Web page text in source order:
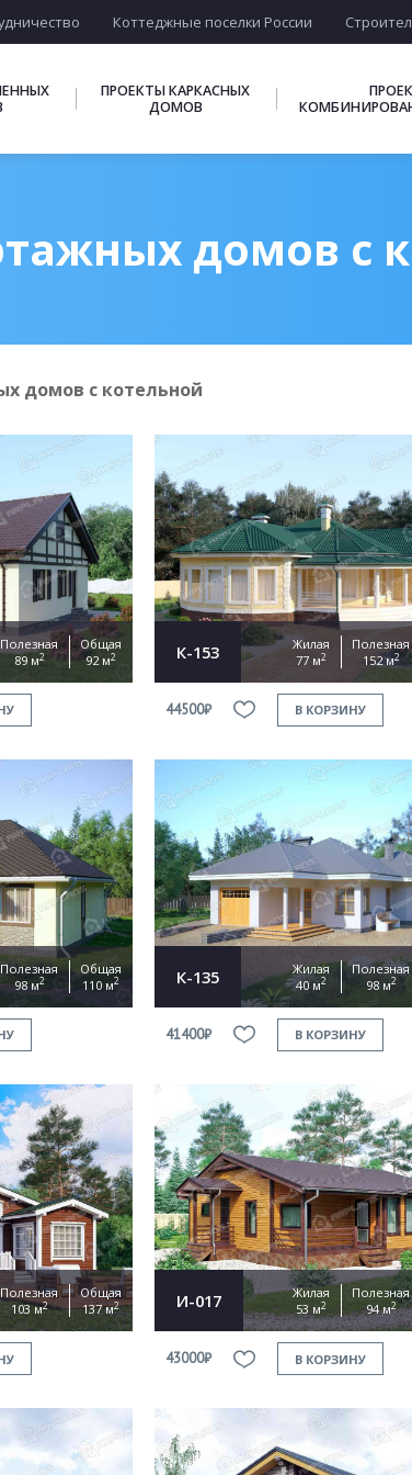
Коттеджные поселки России
ПРОЕКТЫ КАРКАСНЫХ
ДОМОВ
домов с
домов с котельной
Полезная
89 м2
Общая
92 м2 К-153
Жилая
77 м2
Полезная
152 м2
44500₽ В КОРЗИНУ
Полезная
98 м2
Общая
110 м2 К-135
Жилая
40 м2
Полезная
98 м2
41400₽ В КОРЗИНУ
Полезная
103 м2
Общая
137 м2 И-017
Жилая
53 м2
Полезная
94 м2
43000₽ В КОРЗИНУ